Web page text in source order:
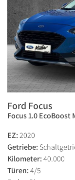
Ford Focus
Focus 1.0
EZ:2020
Getriebe:
Kilometer:40.000
Türen:4/5